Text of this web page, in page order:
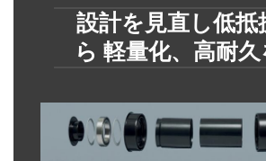
設計を見直し低抵
ら 軽量化、高耐